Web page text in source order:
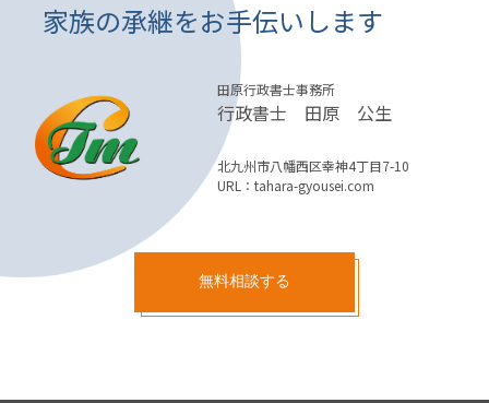
家族の承継をお手伝いします
田原行政書士事務所
行政書士 田原 公生
北九州市八幡西区幸神4丁目7-10
URL： tahara-gyousei.com
無料相談する